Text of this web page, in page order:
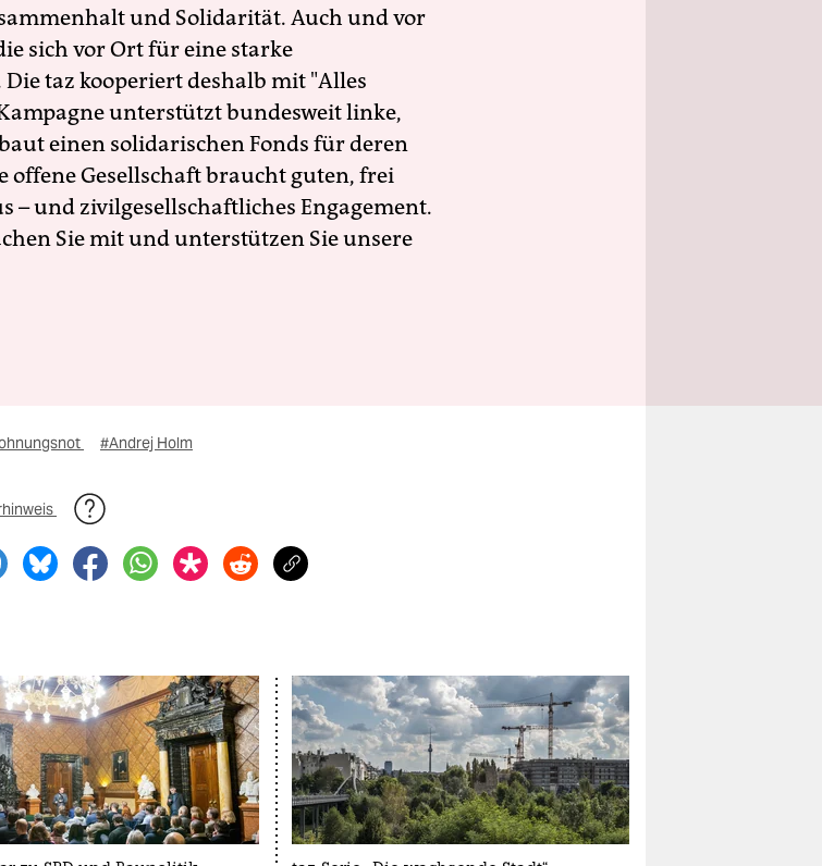
und Solidarität. Auch und vor
sich vor Ort für eine starke
taz kooperiert deshalb mit "Alles
unterstützt bundesweit linke,
einen solidarischen Fonds für deren
offene Gesellschaft braucht guten, frei
– und zivilgesellschaftliches Engagement.
Sie mit und unterstützen Sie unsere
#Andrej Holm